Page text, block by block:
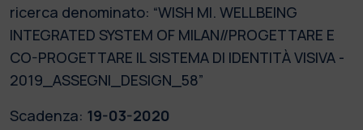
ricerca denominato: “WISH MI. WELLBEING
INTEGRATED SYSTEM OF MILAN//PROGETTARE E
CO-PROGETTARE IL SISTEMA DI IDENTITÀ VISIVA -
2019_ASSEGNI_DESIGN_58”
Scadenza: 19-03-2020